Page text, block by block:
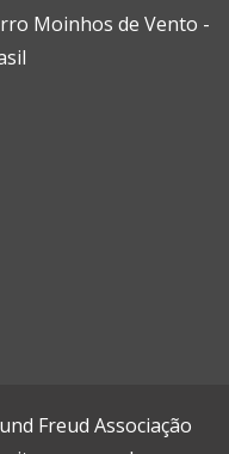
Moinhos de Vento -
Freud Associação